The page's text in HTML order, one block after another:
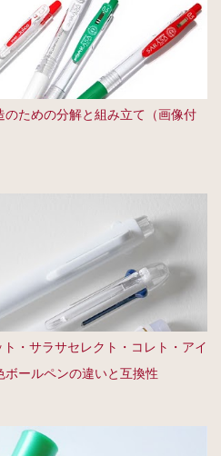
ための分解と組み立て（画像付
・サラサセレクト・コレト・アイ
ールペンの違いと互換性